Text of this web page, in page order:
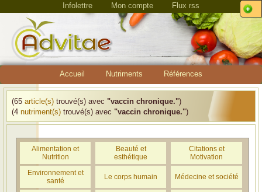
Infolettre Mon compte Flux rss
Accueil Nutriments Références
(65 article(s) trouvé(s) avec "vaccin chronique.")
(4 nutriment(s) trouvé(s) avec "vaccin chronique.")
Alimentation et
Nutrition
Beauté et
esthétique
Citations et
Motivation
Environnement et
santé
Le corps humain Médecine et société